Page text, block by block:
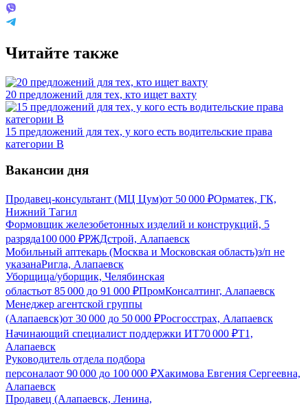
Читайте также
20 предложений для тех, кто ищет вахту
15 предложений для тех, у кого есть водительские права
категории В
Вакансии дня
Продавец-консультант (МЦ Цум)от 50 000 ₽Орматек, ГК,
Нижний Тагил
Формовщик железобетонных изделий и конструкций, 5
разряда100 000 ₽РЖДстрой, Алапаевск
Мобильный аптекарь (Москва и Московская область)з/п не
указанаРигла, Алапаевск
Уборщица/уборщик, Челябинская
областьот 85 000 до 91 000 ₽ПромКонсалтинг, Алапаевск
Менеджер агентской группы
(Алапаевск)от 30 000 до 50 000 ₽Росгосстрах, Алапаевск
Начинающий специалист поддержки ИТ70 000 ₽Т1,
Алапаевск
Руководитель отдела подбора
персоналаот 90 000 до 100 000 ₽Хакимова Евгения Сергеевна,
Алапаевск
Продавец (Алапаевск, Ленина,